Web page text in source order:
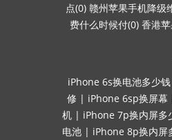
点(0) 赣州苹果手机降级
费什么时候付(0) 香港
iPhone 6s换电池多少钱
修 | iPhone 6sp换屏幕
机 | iPhone 7p换内屏多
电池 | iPhone 8p换内屏